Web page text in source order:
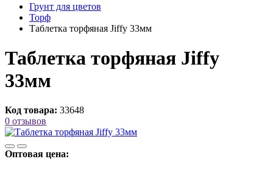
Грунт для цветов
Торф
Таблетка торфяная Jiffy 33мм
Таблетка торфяная Jiffy
33мм
Код товара: 33648
0 отзывов
Оптовая цена: